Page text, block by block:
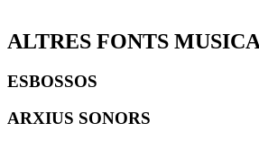
ALTRES FONTS
ESBOSSOS
ARXIUS SONORS